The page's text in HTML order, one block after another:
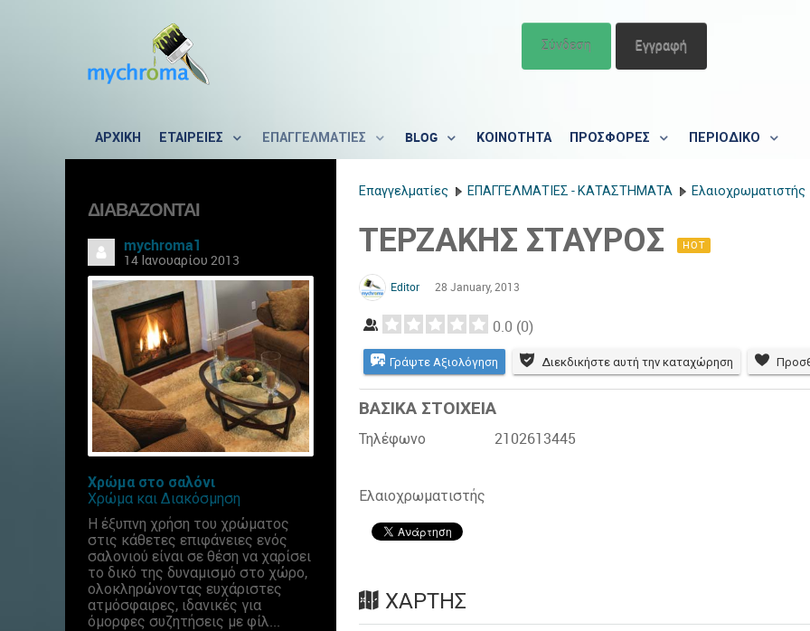
Σύνδεση Εγγραφή
ΑΡΧΙΚΗ ΕΤΑΙΡΕΙΕΣ ΕΠΑΓΓΕΛΜΑΤΙΕΣ BLOG ΚΟΙΝΟΤΗΤΑ ΠΡΟΣΦΟΡΕΣ ΠΕΡΙΟΔΙΚΟ
ΔΙΑΒΆΖΟΝΤΑΙ
mychroma1
14 Ιανουαρίου 2013
Χρώμα στο σαλόνι
Χρώμα και Διακόσμηση
Η έξυπνη χρήση του χρώματος
στις κάθετες επιφάνειες ενός
σαλονιού είναι σε θέση να χαρίσει
το δικό της δυναμισμό στο χώρο,
ολοκληρώνοντας ευχάριστες
ατμόσφαιρες, ιδανικές για
όμορφες συζητήσεις με φίλ...
Επαγγελματίες ΕΠΑΓΓΕΛΜΑΤΙΕΣ - ΚΑΤΑΣΤΗΜΑΤΑ Ελαιοχρωματιστής
ΤΕΡΖΑΚΗΣ ΣΤΑΥΡΟΣ HOT
Editor 28 January, 2013
0.0 (0)
Γράψτε Αξιολόγηση Διεκδικήστε αυτή την καταχώρηση
ΒΑΣΙΚΑ ΣΤΟΙΧΕΙΑ
Τηλέφωνο 2102613445
Ελαιοχρωματιστής
ΧΆΡΤΗΣ